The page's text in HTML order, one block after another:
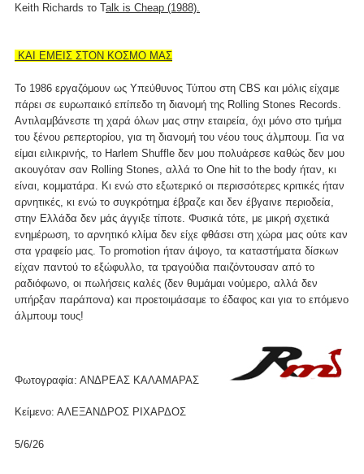
Keith Richards το Talk is Cheap (1988).
ΚΑΙ ΕΜΕΙΣ ΣΤΟΝ ΚΟΣΜΟ ΜΑΣ
Το 1986 εργαζόμουν ως Υπεύθυνος Τύπου στη CBS και μόλις είχαμε
πάρει σε ευρωπαικό επίπεδο τη διανομή της Rolling Stones Records.
Αντιλαμβάνεστε τη χαρά όλων μας στην εταιρεία, όχι μόνο στο τμήμα
του ξένου ρεπερτορίου, για τη διανομή του νέου τους άλμπουμ. Για να
είμαι ειλικρινής, το Harlem Shuffle δεν μου πολυάρεσε καθώς δεν μου
ακουγόταν σαν Rolling Stones, αλλά το One hit to the body ήταν, κι
είναι, κομματάρα. Κι ενώ στο εξωτερικό οι περισσότερες κριτικές ήταν
αρνητικές, κι ενώ το συγκρότημα έβραζε και δεν έβγαινε περιοδεία,
στην Ελλάδα δεν μάς άγγιξε τίποτε. Φυσικά τότε, με μικρή σχετικά
ενημέρωση, το αρνητικό κλίμα δεν είχε φθάσει στη χώρα μας ούτε καν
στα γραφείο μας. Το promotion ήταν άψογο, τα καταστήματα δίσκων
είχαν παντού το εξώφυλλο, τα τραγούδια παιζόντουσαν από το
ραδιόφωνο, οι πωλήσεις καλές (δεν θυμάμαι νούμερο, αλλά δεν
υπήρξαν παράπονα) και προετοιμάσαμε το έδαφος και για το επόμενο
άλμπουμ τους!
Φωτογραφία: ΑΝΔΡΕΑΣ ΚΑΛΑΜΑΡΑΣ
Κείμενο: ΑΛΕΞΑΝΔΡΟΣ ΡΙΧΑΡΔΟΣ
5/6/26